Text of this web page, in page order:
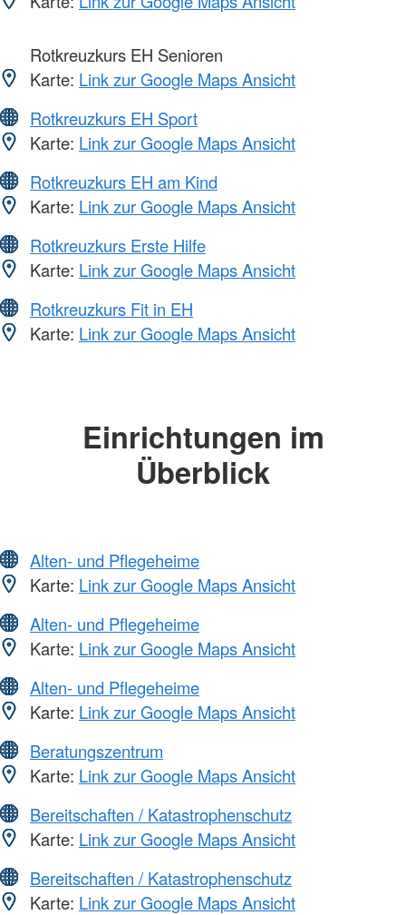
Rotkreuzkurs EH Senioren
Karte: Link zur Google Maps Ansicht
Rotkreuzkurs EH Sport
Karte: Link zur Google Maps Ansicht
Rotkreuzkurs EH am Kind
Karte: Link zur Google Maps Ansicht
Rotkreuzkurs Erste Hilfe
Karte: Link zur Google Maps Ansicht
Rotkreuzkurs Fit in EH
Karte: Link zur Google Maps Ansicht
Einrichtungen im
Überblick
Alten- und Pflegeheime
Karte: Link zur Google Maps Ansicht
Alten- und Pflegeheime
Karte: Link zur Google Maps Ansicht
Alten- und Pflegeheime
Karte: Link zur Google Maps Ansicht
Beratungszentrum
Karte: Link zur Google Maps Ansicht
Bereitschaften / Katastrophenschutz
Karte: Link zur Google Maps Ansicht
Bereitschaften / Katastrophenschutz
Karte: Link zur Google Maps Ansicht